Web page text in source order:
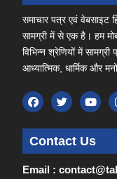
समाचार पत्र एवं वेबसाइट
सामग्री में से एक है। हम
विभिन्न श्रेणियों में
आध्यात्मिक, धार्मिक और
Contact Us
Email :